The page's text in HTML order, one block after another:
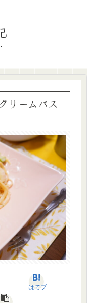
リームパス
はてブ